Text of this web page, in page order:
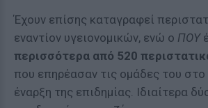
Έχουν επίσης καταγραφεί
εναντίον υγειονομικών, ενώ ο ΠΟΥ
περισσότερα από 520
που επηρέασαν τις ομάδες του
έναρξη της επιδημίας. Ιδιαίτερα